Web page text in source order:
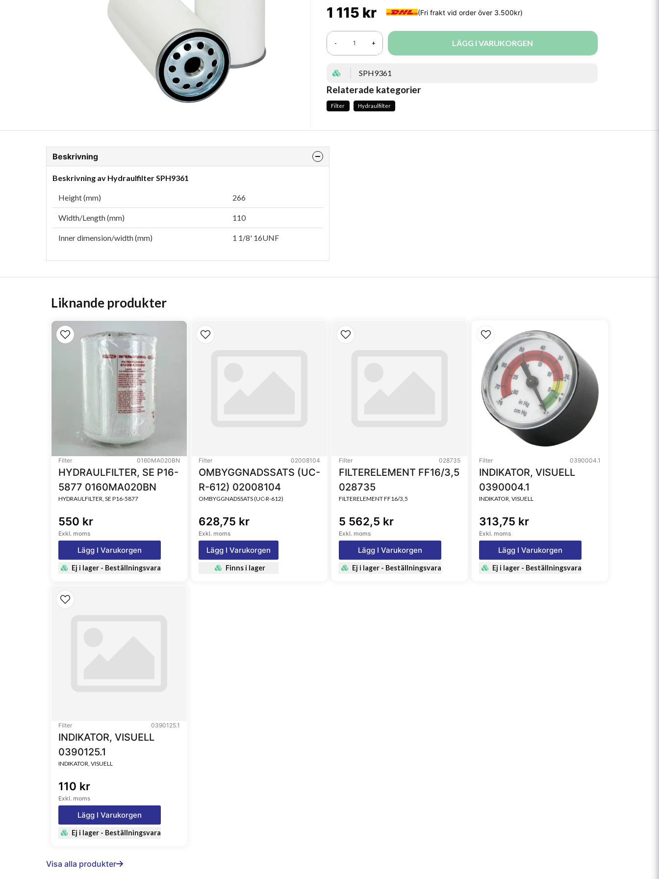
Fordonskem
Motorolja tunga fordon
1 115 kr
- + LÄGG I VARUKORGEN
SPH9361
Relaterade kategorier
Filter Hydraulfilter
Beskrivning
Beskrivning av Hydraulfilter SPH9361
Height (mm) 266
Width/Length (mm) 110
Inner dimension/width (mm) 1 1/8' 16UNF
Liknande produkter
Filter 0160MA020BN
HYDRAULFILTER, SE P16-
5877 0160MA020BN
HYDRAULFILTER, SE P16-5877
550 kr
Exkl. moms
Lägg I Varukorgen
Ej i lager - Beställningsvara
Filter 02008104
OMBYGGNADSSATS (UC-
R-612) 02008104
OMBYGGNADSSATS (UC-R-612)
628,75 kr
Exkl. moms
Lägg I Varukorgen
Finns i lager
Filter 028735
FILTERELEMENT FF16/3,5
028735
FILTERELEMENT FF16/3,5
5 562,5 kr
Exkl. moms
Lägg I Varukorgen
Ej i lager - Beställningsvara
Filter 0390004.1
INDIKATOR, VISUELL
0390004.1
INDIKATOR, VISUELL
313,75 kr
Exkl. moms
Lägg I Varukorgen
Ej i lager - Beställningsvara
Filter 0390125.1
INDIKATOR, VISUELL
0390125.1
INDIKATOR, VISUELL
110 kr
Exkl. moms
Lägg I Varukorgen
Ej i lager - Beställningsvara
Visa alla produkter